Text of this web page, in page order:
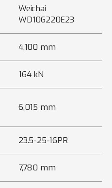
Weichai
WD10G220E23
4,100 mm
164 kN
6,015 mm
23.5-25-16PR
7,780 mm